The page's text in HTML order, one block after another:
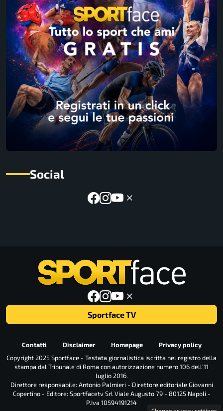
Social
Sportface TV
Contatti Disclaimer Homepage
Privacy policy
Copyright 2025 Sportface - Testata giornalistica iscritta nel registro della
stampa dal Tribunale di Roma con autorizzazione numero 106 dell’11
luglio 2016.
Direttore responsabile: Antonio Palmieri - Direttore editoriale Giovanni
Copertino - Editore: Sportfacetv Srl Viale Augusto 79 - 80125 Napoli -
P.Iva 10594191214